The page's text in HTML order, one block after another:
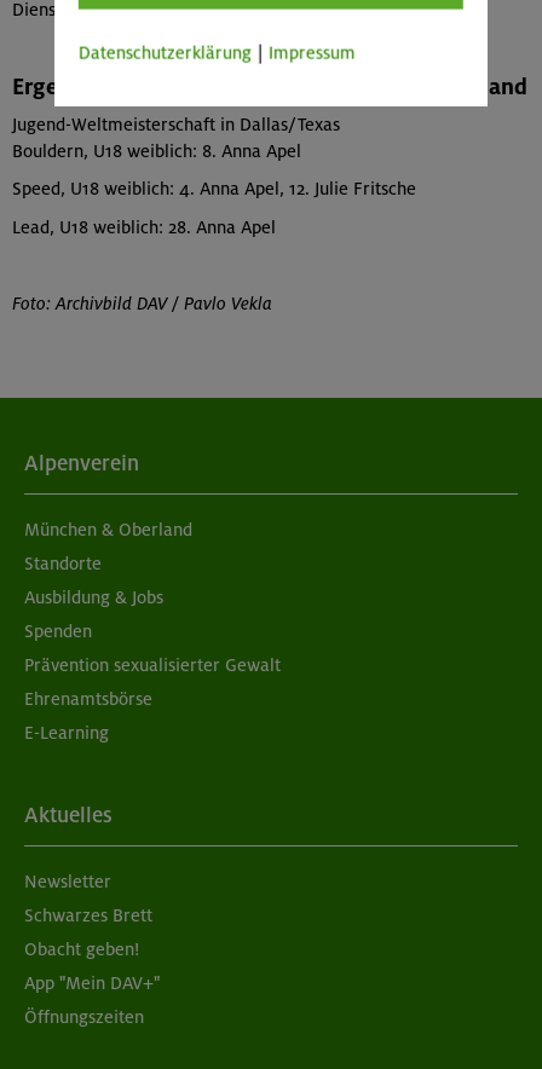
Dienstag, 30. August 2022, 15 Uhr: Finale
Ergebnisse des Kletterteams München & Oberland
Jugend-Weltmeisterschaft in Dallas/Texas
Bouldern, U18 weiblich: 8. Anna Apel
Speed, U18 weiblich: 4. Anna Apel, 12. Julie Fritsche
Lead, U18 weiblich: 28. Anna Apel
Foto: Archivbild DAV / Pavlo Vekla
Alpenverein
München & Oberland
Standorte
Ausbildung & Jobs
Spenden
Prävention sexualisierter Gewalt
Ehrenamtsbörse
E-Learning
Aktuelles
Newsletter
Schwarzes Brett
Obacht geben!
App "Mein DAV+"
Öffnungszeiten
Datenschutzerklärung Impressum